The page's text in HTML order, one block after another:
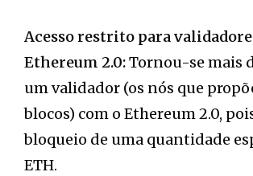
Acesso restrito para
Ethereum 2.0:Tornou-se mais
um validador (os nós que
blocos) com o Ethereum 2.0,
bloqueio de uma quantidade
ETH.